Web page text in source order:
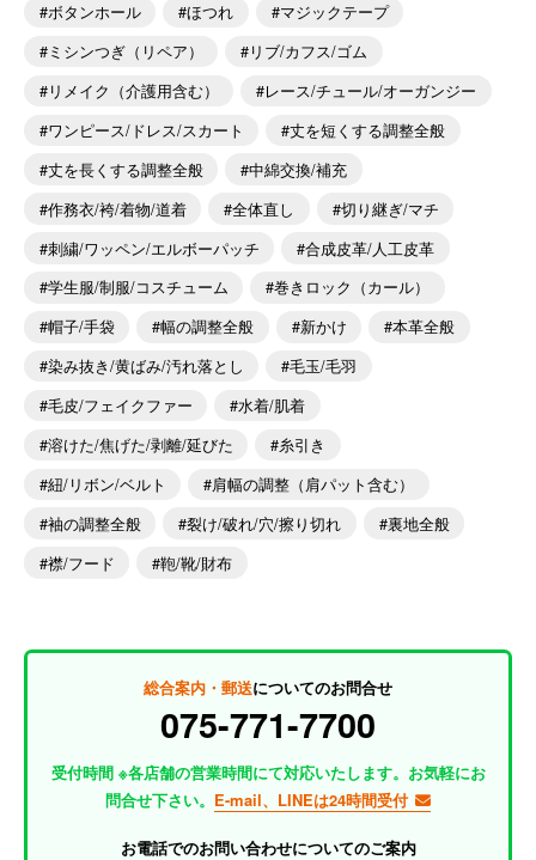
ボタンホール
ほつれ
マジックテープ
ミシンつぎ（リペア）
リブ/カフス/ゴム
リメイク（介護用含む）
レース/チュール/オーガンジー
ワンピース/ドレス/スカート
丈を短くする調整全般
丈を長くする調整全般
中綿交換/補充
作務衣/袴/着物/道着
全体直し
切り継ぎ/マチ
刺繍/ワッペン/エルボーパッチ
合成皮革/人工皮革
学生服/制服/コスチューム
巻きロック（カール）
帽子/手袋
幅の調整全般 新かけ
本革全般
染み抜き/黄ばみ/汚れ落とし
毛玉/毛羽
毛皮/フェイクファー
水着/肌着
溶けた/焦げた/剥離/延びた
糸引き
紐/リボン/ベルト
肩幅の調整（肩パット含む）
袖の調整全般
裂け/破れ/穴/擦り切れ
裏地全般
襟/フード
鞄/靴/財布
総合案内・郵送についてのお問合せ
075-771-7700
受付時間 ※各店舗の営業時間にて対応いたします。お気軽にお
問合せ下さい。 E-mail、LINEは24時間受付
お電話でのお問い合わせについてのご案内